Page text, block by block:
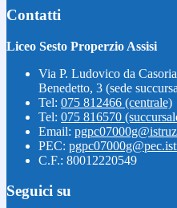
Contatti
Liceo Sesto Properzio Assisi
Via P. Ludovico da
Benedetto, 3 (sede
Tel: 075 812466 (centrale)
Tel: 075 816570
Email:
PEC:
C.F.: 80012220549
Seguici su